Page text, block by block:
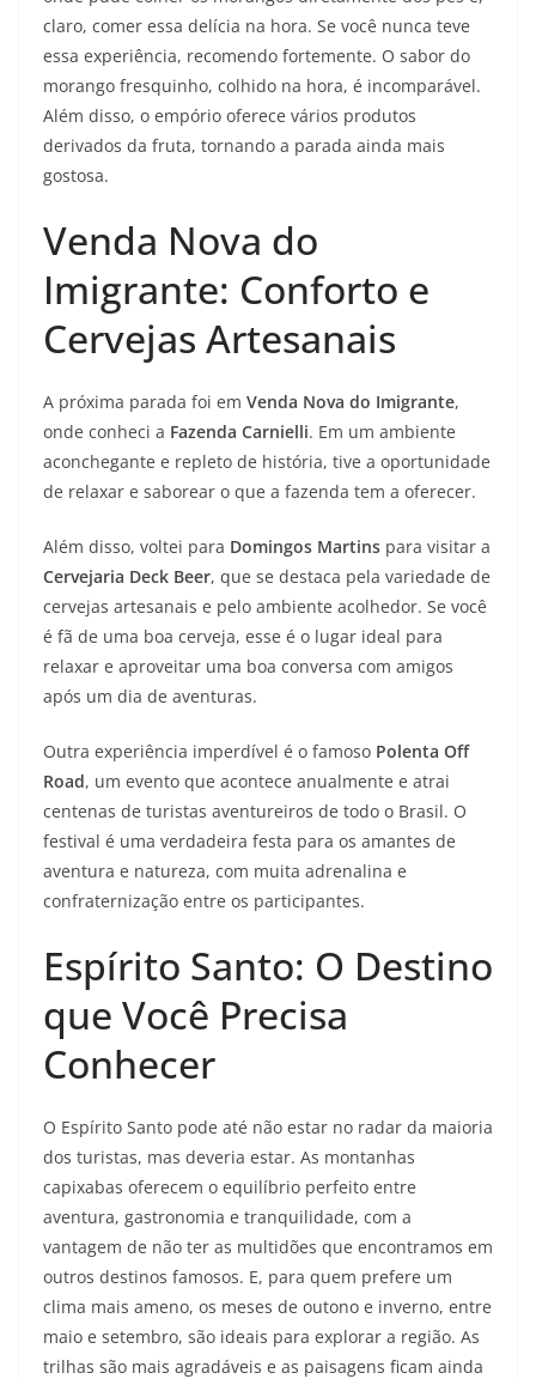
claro, comer essa delícia na hora. Se você nunca teve
essa experiência, recomendo fortemente. O sabor do
morango fresquinho, colhido na hora, é incomparável.
Além disso, o empório oferece vários produtos
derivados da fruta, tornando a parada ainda mais
gostosa.
Venda Nova do
Imigrante: Conforto e
Cervejas Artesanais
A próxima parada foi em Venda Nova do Imigrante,
onde conheci a Fazenda Carnielli. Em um ambiente
aconchegante e repleto de história, tive a oportunidade
de relaxar e saborear o que a fazenda tem a oferecer.
Além disso, voltei para Domingos Martins para visitar a
Cervejaria Deck Beer, que se destaca pela variedade de
cervejas artesanais e pelo ambiente acolhedor. Se você
é fã de uma boa cerveja, esse é o lugar ideal para
relaxar e aproveitar uma boa conversa com amigos
após um dia de aventuras.
Outra experiência imperdível é o famoso Polenta Off
Road, um evento que acontece anualmente e atrai
centenas de turistas aventureiros de todo o Brasil. O
festival é uma verdadeira festa para os amantes de
aventura e natureza, com muita adrenalina e
confraternização entre os participantes.
Espírito Santo: O Destino
que Você Precisa
Conhecer
O Espírito Santo pode até não estar no radar da maioria
dos turistas, mas deveria estar. As montanhas
capixabas oferecem o equilíbrio perfeito entre
aventura, gastronomia e tranquilidade, com a
vantagem de não ter as multidões que encontramos em
outros destinos famosos. E, para quem prefere um
clima mais ameno, os meses de outono e inverno, entre
maio e setembro, são ideais para explorar a região. As
trilhas são mais agradáveis e as paisagens ficam ainda